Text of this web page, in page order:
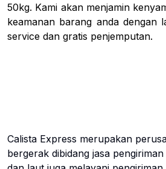
50kg. Kami akan menjamin
keamanan barang anda dengan
service dan gratis penjemputan.
Calista Express merupakan
bergerak dibidang jasa